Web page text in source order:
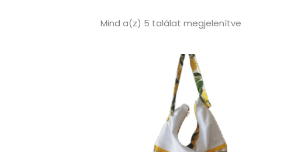
Mind a(z) 5 találat megjelenítve